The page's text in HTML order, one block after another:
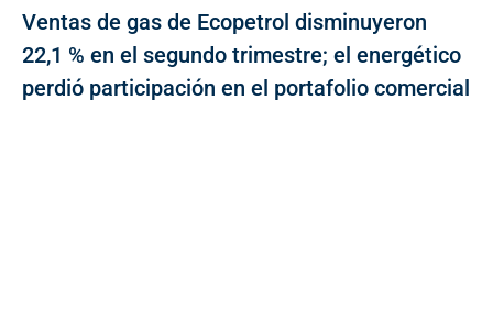
Ventas de gas de Ecopetrol disminuyeron
22,1 % en el segundo trimestre; el energético
perdió participación en el portafolio comercial